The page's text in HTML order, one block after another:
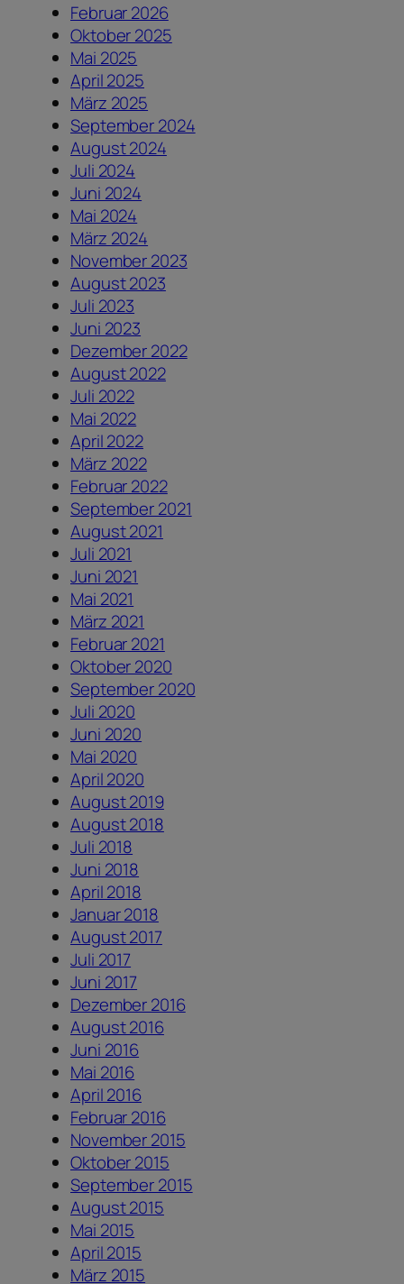
Februar 2026
Oktober 2025
Mai 2025
April 2025
März 2025
September 2024
August 2024
Juli 2024
Juni 2024
Mai 2024
März 2024
November 2023
August 2023
Juli 2023
Juni 2023
Dezember 2022
August 2022
Juli 2022
Mai 2022
April 2022
März 2022
Februar 2022
September 2021
August 2021
Juli 2021
Juni 2021
Mai 2021
März 2021
Februar 2021
Oktober 2020
September 2020
Juli 2020
Juni 2020
Mai 2020
April 2020
August 2019
August 2018
Juli 2018
Juni 2018
April 2018
Januar 2018
August 2017
Juli 2017
Juni 2017
Dezember 2016
August 2016
Juni 2016
Mai 2016
April 2016
Februar 2016
November 2015
Oktober 2015
September 2015
August 2015
Mai 2015
April 2015
März 2015